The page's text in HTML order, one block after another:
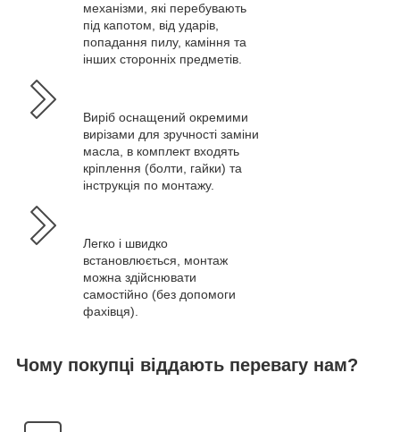
механізми, які перебувають
під капотом, від ударів,
попадання пилу, каміння та
інших сторонніх предметів.
Виріб оснащений окремими
вирізами для зручності заміни
масла, в комплект входять
кріплення (болти, гайки) та
інструкція по монтажу.
Легко і швидко
встановлюється, монтаж
можна здійснювати
самостійно (без допомоги
фахівця).
Чому покупці віддають перевагу нам?